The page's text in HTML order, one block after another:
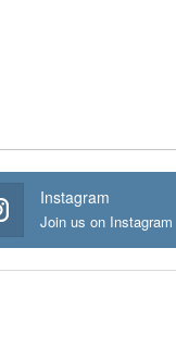
Instagram
Join us on Instagram